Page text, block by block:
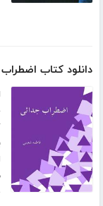
دانلود کتاب